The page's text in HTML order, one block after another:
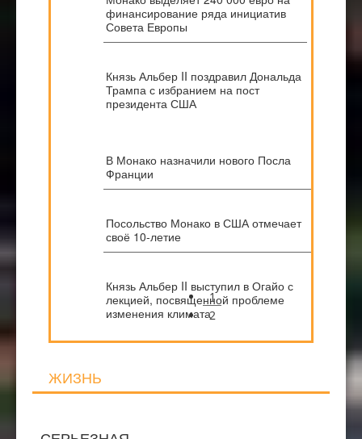
финансирование ряда инициатив
Совета Европы
Князь Альбер II поздравил Дональда
Трампа с избранием на пост
президента США
В Монако назначили нового Посла
Франции
Посольство Монако в США отмечает
своё 10-летие
Князь Альбер II выступил в Огайо с
лекцией, посвященной проблеме
изменения климата
1
2
ЖИЗНЬ